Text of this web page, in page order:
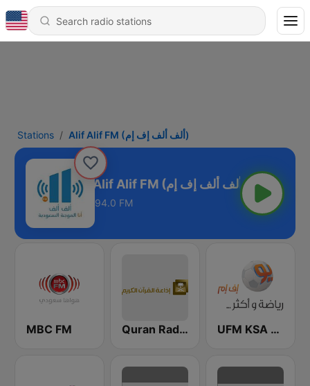
Stations Alif Alif FM (ألف ألف إف إم)
Alif Alif FM (ألف ألف إف إم)
94.0 FM
MBC FM Quran Radio اذاعة القرآن الكريم - الرياض UFM KSA (يو إف إم)